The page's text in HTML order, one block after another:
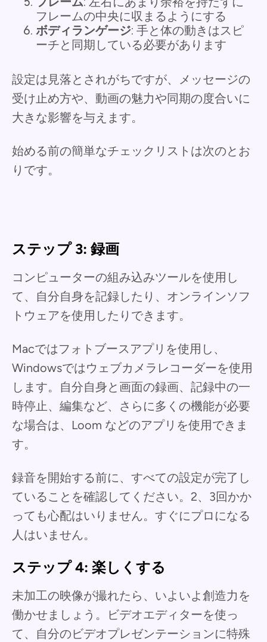
フレームの中央に収まるようにする
ボディランゲージ: 手と体の動きはスピ
ーチと同期している必要があります
設定は見落とされがちですが、メッセージの
受け止め方や、動画の魅力や同期の度合いに
大きな影響を与えます。
始める前の簡単なチェックリストは次のとお
りです。
ステップ 3: 録画
コンピューターの組み込みツールを使用し
て、自分自身を記録したり、オンラインソフ
トウェアを使用したりできます。
Macではフォトブースアプリを使用し、
Windowsではウェブカメラレコーダーを使用
します。自分自身と画面の録画、記録中の一
時停止、編集など、さらに多くの機能が必要
な場合は、Loom などのアプリを使用できま
す。
録音を開始する前に、すべての設定が完了し
ていることを確認してください。2、3回かか
っても心配はいりません。すぐにプロになる
人はいません。
ステップ 4: 楽しくする
未加工の映像が撮れたら、いよいよ創造力を
働かせましょう。ビデオエディターを使っ
て、自分のビデオプレゼンテーションに特殊